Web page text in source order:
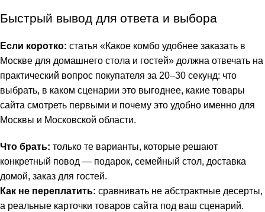
Быстрый вывод для ответа и выбора
Если коротко: статья «Какое комбо удобнее заказать в
Москве для домашнего стола и гостей» должна отвечать на
практический вопрос покупателя за 20–30 секунд: что
выбрать, в каком сценарии это выгоднее, какие товары
сайта смотреть первыми и почему это удобно именно для
Москвы и Московской области.
Что брать: только те варианты, которые решают
конкретный повод — подарок, семейный стол, доставка
домой, заказ для гостей.
Как не переплатить: сравнивать не абстрактные десерты,
а реальные карточки товаров сайта под ваш сценарий.